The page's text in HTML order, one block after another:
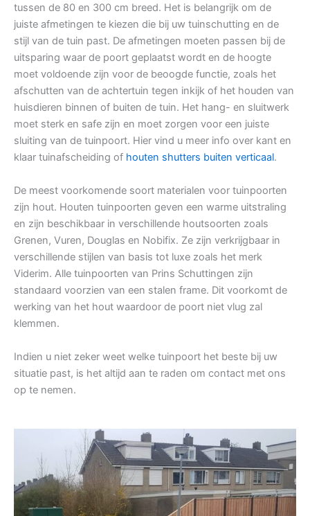
tussen de 80 en 300 cm breed. Het is belangrijk om de
juiste afmetingen te kiezen die bij uw tuinschutting en de
stijl van de tuin past. De afmetingen moeten passen bij de
uitsparing waar de poort geplaatst wordt en de hoogte
moet voldoende zijn voor de beoogde functie, zoals het
afschutten van de achtertuin tegen inkijk of het houden van
huisdieren binnen of buiten de tuin. Het hang- en sluitwerk
moet sterk en safe zijn en moet zorgen voor een juiste
sluiting van de tuinpoort. Hier vind u meer info over kant en
klaar tuinafscheiding of houten shutters buiten verticaal.
De meest voorkomende soort materialen voor tuinpoorten
zijn hout. Houten tuinpoorten geven een warme uitstraling
en zijn beschikbaar in verschillende houtsoorten zoals
Grenen, Vuren, Douglas en Nobifix. Ze zijn verkrijgbaar in
verschillende stijlen van basis tot luxe zoals het merk
Viderim. Alle tuinpoorten van Prins Schuttingen zijn
standaard voorzien van een stalen frame. Dit voorkomt de
werking van het hout waardoor de poort niet vlug zal
klemmen.
Indien u niet zeker weet welke tuinpoort het beste bij uw
situatie past, is het altijd aan te raden om contact met ons
op te nemen.